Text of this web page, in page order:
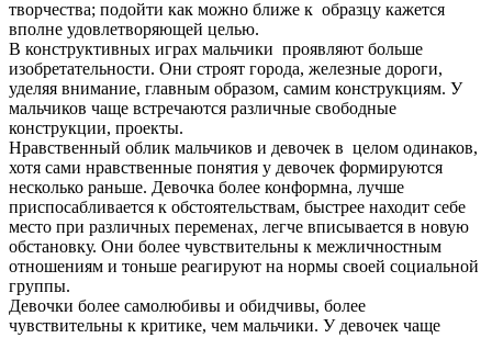
творчества; подойти как можно ближе к образцу кажется
вполне удовлетворяющей целью.
В конструктивных играх мальчики проявляют больше
изобретательности. Они строят города, железные дороги,
уделяя внимание, главным образом, самим конструкциям. У
мальчиков чаще встречаются различные свободные
конструкции, проекты.
Нравственный облик мальчиков и девочек в целом одинаков,
хотя сами нравственные понятия у девочек формируются
несколько раньше. Девочка более конформна, лучше
приспосабливается к обстоятельствам, быстрее находит себе
место при различных переменах, легче вписывается в новую
обстановку. Они более чувствительны к межличностным
отношениям и тоньше реагируют на нормы своей социальной
группы.
Девочки более самолюбивы и обидчивы, более
чувствительны к критике, чем мальчики. У девочек чаще